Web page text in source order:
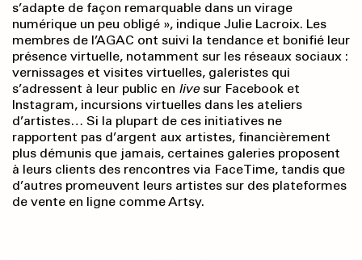
s’adapte de façon remarquable dans un virage
numérique un peu obligé », indique Julie Lacroix. Les
membres de l’AGAC ont suivi la tendance et bonifié leur
présence virtuelle, notamment sur les réseaux sociaux :
vernissages et visites virtuelles, galeristes qui
s’adressent à leur public en livesur Facebook et
Instagram, incursions virtuelles dans les ateliers
d’artistes… Si la plupart de ces initiatives ne
rapportent pas d’argent aux artistes, financièrement
plus démunis que jamais, certaines galeries proposent
à leurs clients des rencontres via FaceTime, tandis que
d’autres promeuvent leurs artistes sur des plateformes
de vente en ligne comme Artsy.